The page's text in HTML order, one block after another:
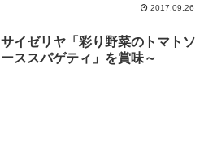
2017.09.26
サイゼリヤ「彩り野菜のトマトソ
ーススパゲティ」を賞味～